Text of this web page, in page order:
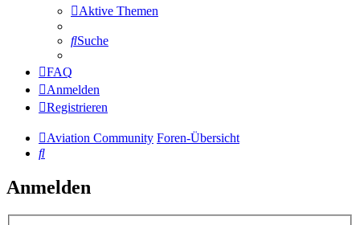
Aktive Themen
Suche
FAQ
Anmelden
Registrieren
Aviation Community Foren-Übersicht
Suche
Anmelden